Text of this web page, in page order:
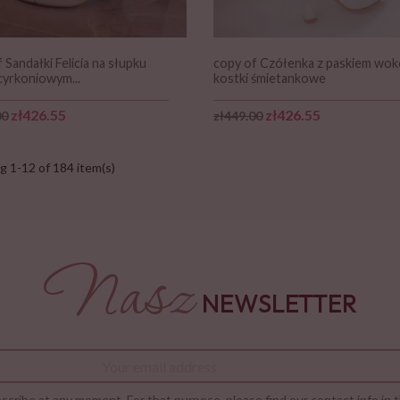
Felicia na słupku
price
Price
zł426.55
copy of Czółenka z paskiem
kostki śmietankowe
Regular price
zł449.00 Price
zł426.55
1-12 of 184 item(s)
Nasz NEWSLETTER